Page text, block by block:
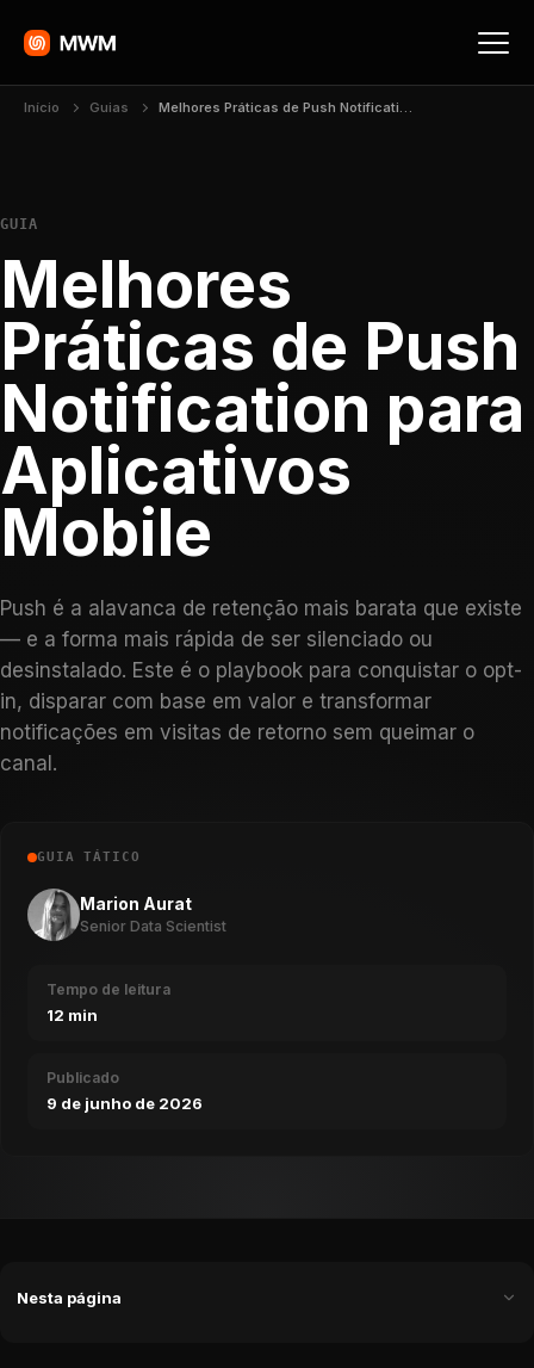
Início Guias Melhores Práticas de Push Notification para Aplicativos Mobile
GUIA
Melhores
Práticas de Push
Notification para
Aplicativos
Mobile
Push é a alavanca de retenção mais barata que existe
— e a forma mais rápida de ser silenciado ou
desinstalado. Este é o playbook para conquistar o opt-
in, disparar com base em valor e transformar
notificações em visitas de retorno sem queimar o
canal.
GUIA TÁTICO
Marion Aurat
Senior Data Scientist
Tempo de leitura
12 min
Publicado
9 de junho de 2026
Nesta página